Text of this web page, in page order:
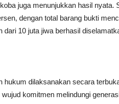
juga menunjukkan hasil nyata.
dengan total barang bukti
dari 10 juta jiwa berhasil
hukum dilaksanakan secara
komitmen melindungi